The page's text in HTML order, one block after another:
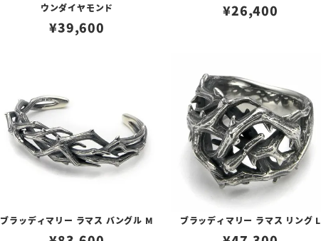
ウンダイヤモンド
¥39,600
¥26,400
ブラッディマリー ラマス バングル M ブラッディマリー ラマス リング L